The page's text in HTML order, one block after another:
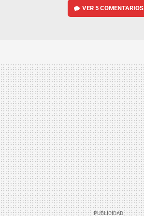
VER5 COMENTARIOS